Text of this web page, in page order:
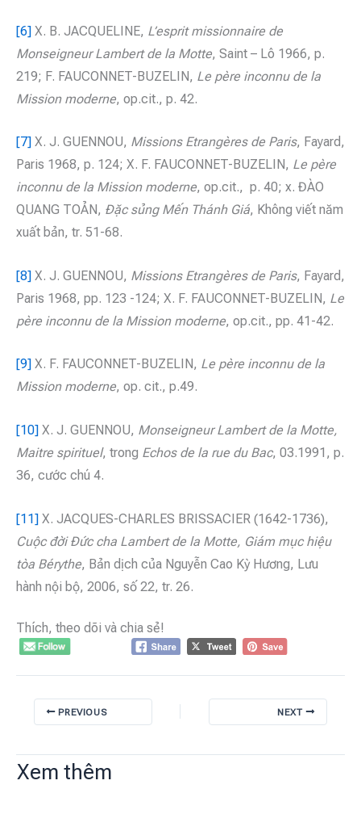
[6] X. B. JACQUELINE, L’esprit missionnaire de
Monseigneur Lambert de la Motte, Saint – Lô 1966, p.
219; F. FAUCONNET-BUZELIN, Le père inconnu de la
Missionmoderne, op.cit., p. 42.
[7] X. J. GUENNOU, Missions Etrangères de Paris, Fayard,
Paris 1968, p. 124; X. F. FAUCONNET-BUZELIN, Le père
inconnu de la Missionmoderne, op.cit., p. 40; x. ĐÀO
QUANG TOẢN, Đặc sủng Mến Thánh Giá, Không viết năm
xuất bản, tr. 51-68.
[8] X. J. GUENNOU, Missions Etrangères de Paris, Fayard,
Paris 1968, pp. 123 -124; X. F. FAUCONNET-BUZELIN, Le
père inconnu de la Missionmoderne, op.cit., pp. 41-42.
[9] X. F. FAUCONNET-BUZELIN, Le père inconnu de la
Missionmoderne, op. cit., p.49.
[10] X. J. GUENNOU, Monseigneur Lambert de la Motte,
Maitre spirituel, trong Echos de la rue du Bac, 03.1991, p.
36, cước chú 4.
[11] X. JACQUES-CHARLES BRISSACIER (1642-1736),
Cuộc đời Đức cha Lambert de la Motte, Giám mục hiệu
tòa Bérythe, Bản dịch của Nguyễn Cao Kỳ Hương, Lưu
hành nội bộ, 2006, số 22, tr. 26.
Thích, theo dõi và chia sẻ!
PREVIOUS NEXT
Xem thêm